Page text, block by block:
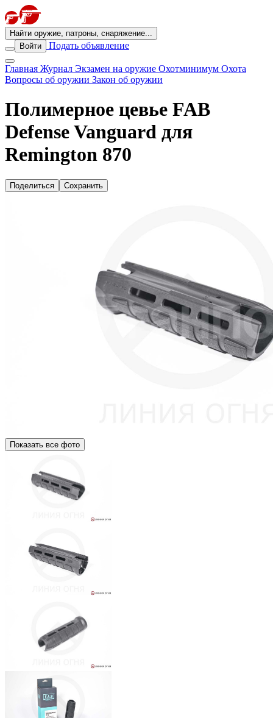
Найти оружие, патроны, снаряжение...
Войти
Подать объявление
Главная Журнал Экзамен на оружие Охотминимум Охота
Вопросы об оружии Закон об оружии
Полимерное цевье FAB
Defense Vanguard для
Remington 870
Поделиться Сохранить
Показать все фото